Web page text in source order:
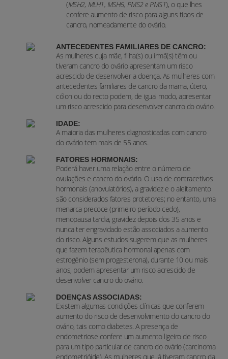
(MSH2, MLH1, MSH6, PMS2 e PMS1), o que lhes
confere aumento de risco para alguns tipos de
cancro, nomeadamente do ovário.
ANTECEDENTES FAMILIARES DE CANCRO:
As mulheres cuja mãe, filha(s) ou irmã(s) têm ou
tiveram cancro do ovário apresentam um risco
acrescido de desenvolver a doença. As mulheres com
antecedentes familiares de cancro da mama, útero,
cólon ou do recto podem, de igual modo, apresentar
um risco acrescido para desenvolver cancro do ovário.
IDADE:
A maioria das mulheres diagnosticadas com cancro
do ovário tem mais de 55 anos.
FATORES HORMONAIS:
Poderá haver uma relação entre o número de
ovulações e cancro do ovário. O uso de contracetivos
hormonais (anovulatórios), a gravidez e o aleitamento
são considerados fatores protetores; no entanto, uma
menarca precoce (primeiro período cedo),
menopausa tardia, gravidez depois dos 35 anos e
nunca ter engravidado estão associados a aumento
do risco. Alguns estudos sugerem que as mulheres
que fazem terapêutica hormonal apenas com
estrogénio (sem progesterona), durante 10 ou mais
anos, podem apresentar um risco acrescido de
desenvolver cancro do ovário.
DOENÇAS ASSOCIADAS:
Existem algumas condições clínicas que conferem
aumento do risco de desenvolvimento do cancro do
ovário, tais como diabetes. A presença de
endometriose confere um aumento ligeiro de risco
para um tipo particular de cancro do ovário (carcinoma
endometrióide). As mulheres que já tiveram cancro da